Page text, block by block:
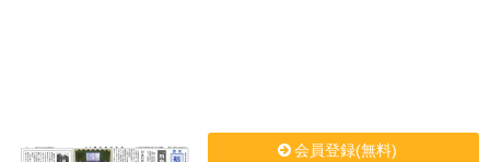
会員登録(無料)